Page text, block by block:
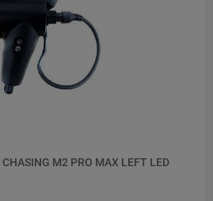
M2 PRO MAX LEFT LED